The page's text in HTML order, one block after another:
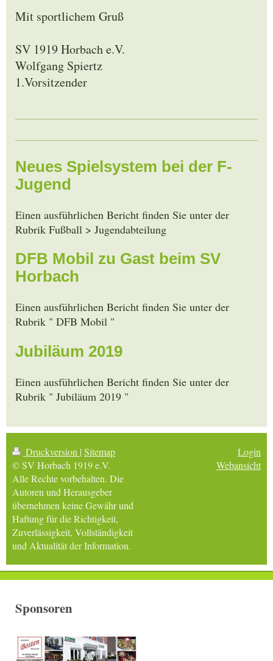
Mit sportlichem Gruß
SV 1919 Horbach e.V.
Wolfgang Spiertz
1.Vorsitzender
Neues Spielsystem bei der F-
Jugend
Einen ausführlichen Bericht finden Sie unter der
Rubrik Fußball > Jugendabteilung
DFB Mobil zu Gast beim SV
Horbach
Einen ausführlichen Bericht finden Sie unter der
Rubrik " DFB Mobil "
Jubiläum 2019
Einen ausführlichen Bericht finden Sie unter der
Rubrik " Jubiläum 2019 "
Druckversion |Sitemap
© SV Horbach 1919 e.V.
Alle Rechte vorbehalten. Die
Autoren und Herausgeber
übernehmen keine Gewähr und
Haftung für die Richtigkeit,
Zuverlässigkeit, Vollständigkeit
und Aktualität der Information.
Login
Webansicht
Sponsoren